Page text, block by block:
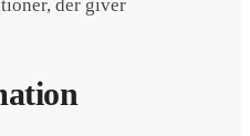
der giver